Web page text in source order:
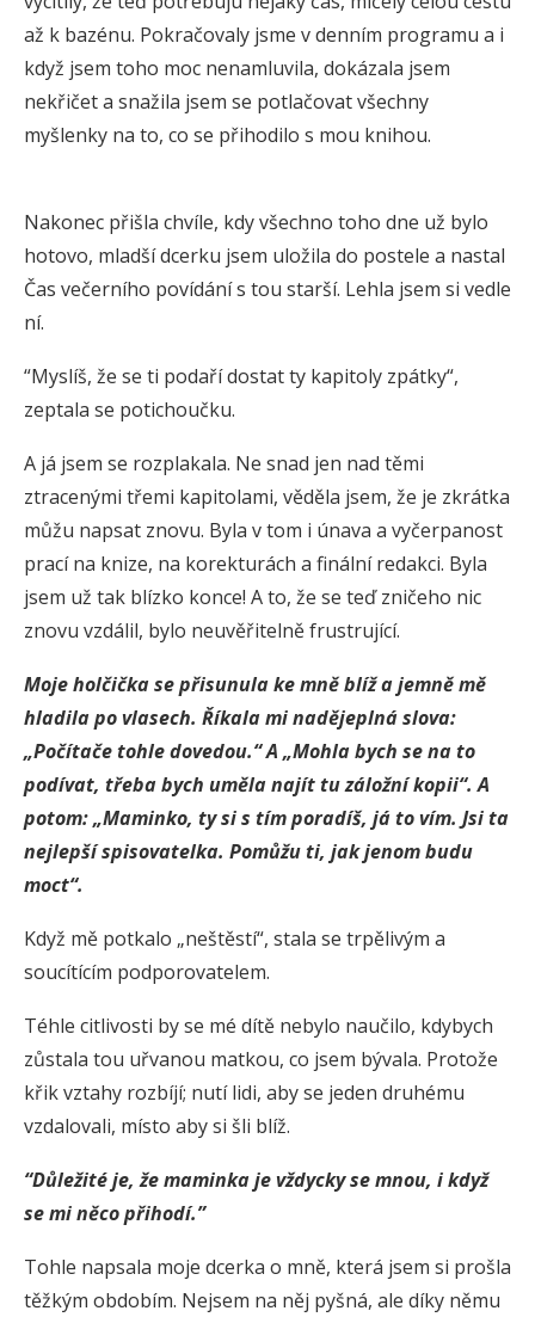
až k bazénu. Pokračovaly jsme v denním programu a i
když jsem toho moc nenamluvila, dokázala jsem
nekřičet a snažila jsem se potlačovat všechny
myšlenky na to, co se přihodilo s mou knihou.
Nakonec přišla chvíle, kdy všechno toho dne už bylo
hotovo, mladší dcerku jsem uložila do postele a nastal
Čas večerního povídání s tou starší. Lehla jsem si vedle
ní.
“Myslíš, že se ti podaří dostat ty kapitoly zpátky“,
zeptala se potichoučku.
A já jsem se rozplakala. Ne snad jen nad těmi
ztracenými třemi kapitolami, věděla jsem, že je zkrátka
můžu napsat znovu. Byla v tom i únava a vyčerpanost
prací na knize, na korekturách a finální redakci. Byla
jsem už tak blízko konce! A to, že se teď zničeho nic
znovu vzdálil, bylo neuvěřitelně frustrující.
Moje holčička se přisunula ke mně blíž a jemně mě
hladila po vlasech. Říkala mi nadějeplná slova:
„Počítače tohle dovedou.“ A „Mohla bych se na to
podívat, třeba bych uměla najít tu záložní kopii“. A
potom: „Maminko, ty si s tím poradíš, já to vím. Jsi ta
nejlepší spisovatelka. Pomůžu ti, jak jenom budu
moct“.
Když mě potkalo „neštěstí“, stala se trpělivým a
soucítícím podporovatelem.
Téhle citlivosti by se mé dítě nebylo naučilo, kdybych
zůstala tou uřvanou matkou, co jsem bývala. Protože
křik vztahy rozbíjí; nutí lidi, aby se jeden druhému
vzdalovali, místo aby si šli blíž.
“Důležité je, že maminka je vždycky se mnou, i když
se mi něco přihodí.”
Tohle napsala moje dcerka o mně, která jsem si prošla
těžkým obdobím. Nejsem na něj pyšná, ale díky němu